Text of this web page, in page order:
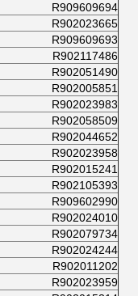
R909609694
R902023665
R909609693
R902117486
R902051490
R902005851
R902023983
R902058509
R902044652
R902023958
R902015241
R902105393
R909602990
R902024010
R902079734
R902024244
R902011202
R902023959